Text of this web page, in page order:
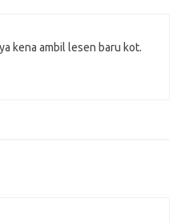
kena ambil lesen baru kot.